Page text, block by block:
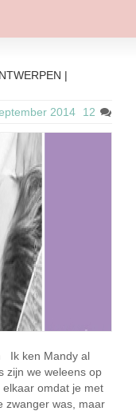
|
2014 12
Ik ken Mandy al
zijn we weleens op
omdat je met
zwanger was, maar